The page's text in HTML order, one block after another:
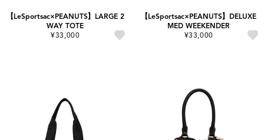
【LeSportsac×PEANUTS】LARGE 2
WAY TOTE
¥33,000
【LeSportsac×PEANUTS】DELUXE
MED WEEKENDER
¥33,000